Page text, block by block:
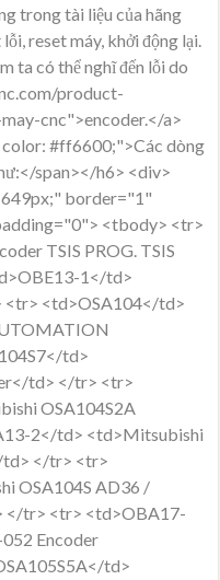
trong tài liệu của hãng
reset máy, khởi động lại.
ta có thể nghĩ đến lỗi do
product-
cnc">encoder.</a>
#ff6600;">Các dòng
span></h6> <div>
border="1"
<tbody> <tr>
TSIS PROG. TSIS
1</td>
<td>OSA104</td>
td>
td> </tr> <tr>
OSA104S2A
2</td> <td>Mitsubishi
</tr> <tr>
OSA104S AD36 /
</tr> <tr> <td>OBA17-
Encoder
td>